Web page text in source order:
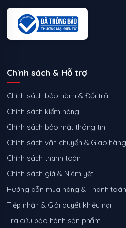
Chính sách & Hỗ trợ
Chính sách bảo hành & Đổi trả
Chính sách kiểm hàng
Chính sách bảo mật thông tin
Chính sách vận chuyển & Giao hàng
Chính sách thanh toán
Chính sách giá & Niêm yết
Hướng dẫn mua hàng & Thanh toán
Tiếp nhận & Giải quyết khiếu nại
Tra cứu bảo hành sản phẩm